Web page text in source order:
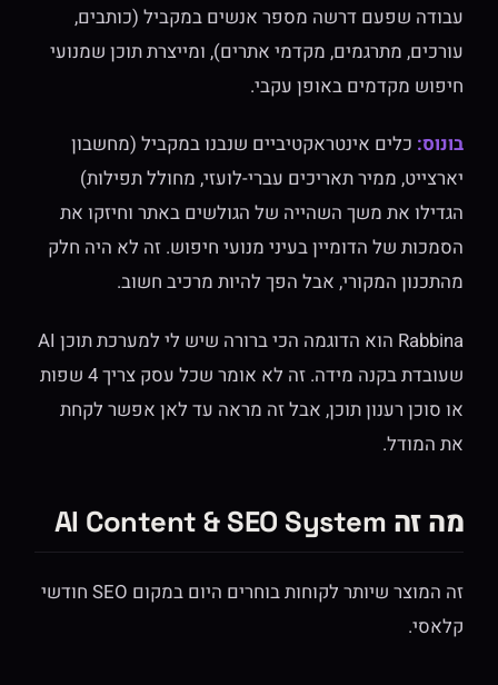
עבודה שפעם דרשה מספר אנשים במקביל (כותבים,
עורכים, מתרגמים, מקדמי אתרים), ומייצרת תוכן שמנועי
חיפוש מקדמים באופן עקבי.
בונוס:כלים אינטראקטיביים שנבנו במקביל (מחשבון
יארצייט, ממיר תאריכים עברי-לועזי, מחולל תפילות)
הגדילו את משך השהייה של הגולשים באתר וחיזקו את
הסמכות של הדומיין בעיני מנועי חיפוש. זה לא היה חלק
מהתכנון המקורי, אבל הפך להיות מרכיב חשוב.
Rabbina הוא הדוגמה הכי ברורה שיש לי למערכת תוכן AI
שעובדת בקנה מידה. זה לא אומר שכל עסק צריך 4 שפות
או סוכן רענון תוכן, אבל זה מראה עד לאן אפשר לקחת
את המודל.
מה זה AI Content & SEO System
זה המוצר שיותר לקוחות בוחרים היום במקום SEO חודשי
קלאסי.